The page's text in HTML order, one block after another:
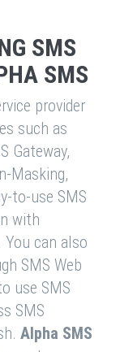
SMS
SMS
provider
such as
Gateway,
Masking,
to-use SMS
with
can also
SMS Web
use SMS
SMS
Alpha SMS